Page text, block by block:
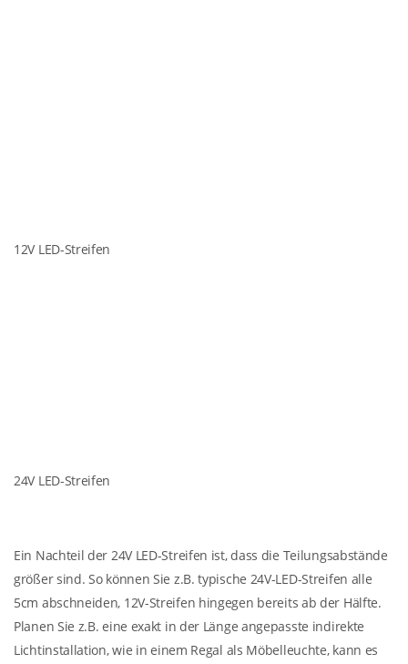
12V LED-Streifen
24V LED-Streifen
Ein Nachteil der 24V LED-Streifen ist, dass die Teilungsabstände
größer sind. So können Sie z.B. typische 24V-LED-Streifen alle
5cm abschneiden, 12V-Streifen hingegen bereits ab der Hälfte.
Planen Sie z.B. eine exakt in der Länge angepasste indirekte
Lichtinstallation, wie in einem Regal als Möbelleuchte, kann es